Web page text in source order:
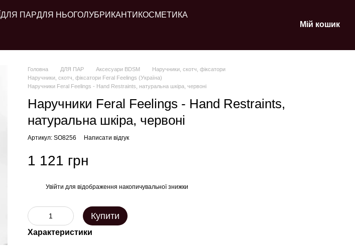
ДЛЯ ПАРДЛЯ НЬОГОЛУБРИКАНТИ КОСМЕТИКА
Мій кошик
Головна ДЛЯ ПАР Аксесуари BDSM
Наручники, скотч, фіксатори
Наручники, скотч, фіксатори Feral Feelings (Україна)
Наручники Feral Feelings - Hand Restraints, натуральна шкіра, червоні
Наручники Feral Feelings - Hand Restraints,
натуральна шкіра, червоні
Артикул: SO8256 Написати відгук
1 121 грн
Увійти для відображення накопичувальної знижки
Купити
Характеристики